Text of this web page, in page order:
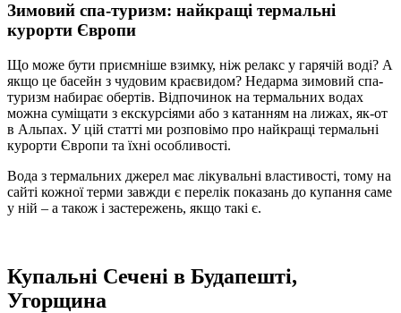
Зимовий спа-туризм: найкращі термальні
курорти Європи
Що може бути приємніше взимку, ніж релакс у гарячій воді? А
якщо це басейн з чудовим краєвидом? Недарма зимовий спа-
туризм набирає обертів. Відпочинок на термальних водах
можна суміщати з екскурсіями або з катанням на лижах, як-от
в Альпах. У цій статті ми розповімо про найкращі термальні
курорти Європи та їхні особливості.
Вода з термальних джерел має лікувальні властивості, тому на
сайті кожної терми завжди є перелік показань до купання саме
у ній – а також і застережень, якщо такі є.
Купальні Сечені в Будапешті,
Угорщина